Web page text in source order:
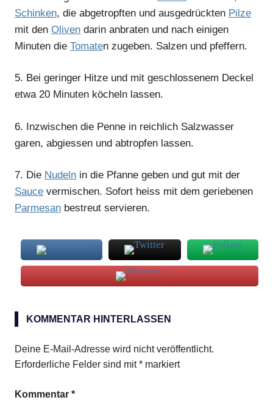
Schinken, die abgetropften und ausgedrückten Pilze
mit den Oliven darin anbraten und nach einigen
Minuten die Tomaten zugeben. Salzen und pfeffern.
5. Bei geringer Hitze und mit geschlossenem Deckel
etwa 20 Minuten köcheln lassen.
6. Inzwischen die Penne in reichlich Salzwasser
garen, abgiessen und abtropfen lassen.
7. Die Nudeln in die Pfanne geben und gut mit der
Sauce vermischen. Sofort heiss mit dem geriebenen
Parmesan bestreut servieren.
schwarze
KOMMENTAR HINTERLASSEN
Deine E-Mail-Adresse wird nicht veröffentlicht.
Erforderliche Felder sind mit* markiert
Kommentar *